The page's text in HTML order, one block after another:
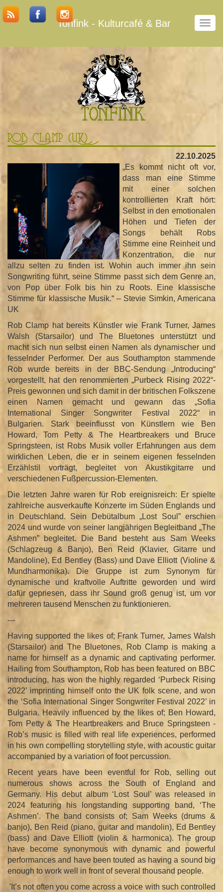
N
v
m
s
c
h
a
l
t
e
n
Tonfink - Kulturcafé & Bar
Rob Clamp (UK)
22.10.2025
„Es kommt nicht oft vor,
dass man eine Stimme
mit einer solchen
kontrollierten Kraft hört:
Selbst in den emotionalen
Höhen und Tiefen der
Songs behält Robs
Stimme eine Reinheit und
Konzentration, die nur
allzu selten zu finden ist. Wohin auch immer ihn sein
Songwriting führt, seine Stimme passt sich dem Genre an,
von Pop über Folk bis hin zu Roots. Eine klassische
Stimme für klassische Musik.“ – Stevie Simkin, Americana
UK
Rob Clamp hat bereits Künstler wie Frank Turner, James
Walsh (Starsailor) und The Bluetones unterstützt und
macht sich nun selbst einen Namen als dynamischer und
fesselnder Performer. Der aus Southampton stammende
Rob wurde bereits in der BBC-Sendung „Introducing“
vorgestellt, hat den renommierten „Purbeck Rising 2022“-
Preis gewonnen und sich damit in der britischen Folkszene
einen Namen gemacht und gewann das „Sofia
International Singer Songwriter Festival 2022“ in
Bulgarien. Stark beeinflusst von Künstlern wie Ben
Howard, Tom Petty & The Heartbreakers und Bruce
Springsteen, ist Robs Musik voller Erfahrungen aus dem
wirklichen Leben, die er in seinem eigenen fesselnden
Erzählstil vorträgt, begleitet von Akustikgitarre und
verschiedenen Fußpercussion-Elementen.
Die letzten Jahre waren für Rob ereignisreich: Er spielte
zahlreiche ausverkaufte Konzerte im Süden Englands und
in Deutschland. Sein Debütalbum „Lost Soul” erschien
2024 und wurde von seiner langjährigen Begleitband „The
Ashmen” begleitet. Die Band besteht aus Sam Weeks
(Schlagzeug & Banjo), Ben Reid (Klavier, Gitarre und
Mandoline), Ed Bentley (Bass) und Dave Elliott (Violine &
Mundharmonika). Die Gruppe ist zum Synonym für
dynamische und kraftvolle Auftritte geworden und wird
dafür gepriesen, dass ihr Sound groß genug ist, um vor
mehreren tausend Menschen zu funktionieren.
---
Having supported the likes of; Frank Turner, James Walsh
(Starsailor) and The Bluetones, Rob Clamp is making a
name for himself as a dynamic and captivating performer.
Hailing from Southampton, Rob has been featured on BBC
introducing, has won the highly regarded ‘Purbeck Rising
2022’ imprinting himself onto the UK folk scene, and won
the ‘Sofia International Singer Songwriter Festival 2022’ in
Bulgaria. Heavily influenced by the likes of; Ben Howard,
Tom Petty & The Heartbreakers and Bruce Springsteen -
Rob’s music is filled with real life experiences, performed
in his own compelling storytelling style, with acoustic guitar
accompanied by a variation of foot percussion.
Recent years have been eventful for Rob, selling out
numerous shows across the South of England and
Germany. His debut album ‘Lost Soul’ was released in
2024 featuring his longstanding supporting band, ‘The
Ashmen’. The band consists of; Sam Weeks (drums &
banjo), Ben Reid (piano, guitar and mandolin), Ed Bentley
(bass) and Dave Elliott (violin & harmonica). The group
have become synonymous with dynamic and powerful
performances and have been touted as having a sound big
enough to work well in front of several thousand people.
'It’s not often you come across a voice with such controlled